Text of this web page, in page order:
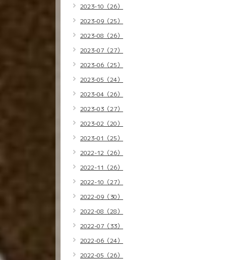
2023-10（26）
2023-09（25）
2023-08（26）
2023-07（27）
2023-06（25）
2023-05（24）
2023-04（26）
2023-03（27）
2023-02（20）
2023-01（25）
2022-12（26）
2022-11（26）
2022-10（27）
2022-09（30）
2022-08（28）
2022-07（33）
2022-06（24）
2022-05（26）